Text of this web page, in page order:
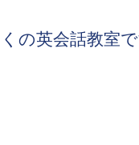
の英会話教室